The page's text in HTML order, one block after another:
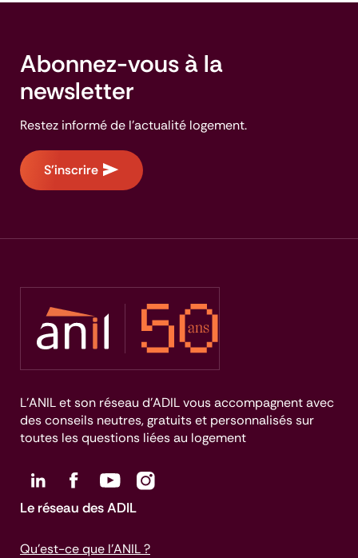
Abonnez-vous à la
newsletter
Restez informé de l'actualité logement.
S'inscrire
L’ANIL et son réseau d’ADIL vous accompagnent avec
des conseils neutres, gratuits et personnalisés sur
toutes les questions liées au logement
Le réseau des ADIL
Qu’est-ce que l’ANIL ?